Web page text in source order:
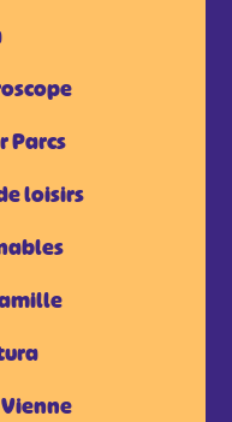
Parcs
loisirs